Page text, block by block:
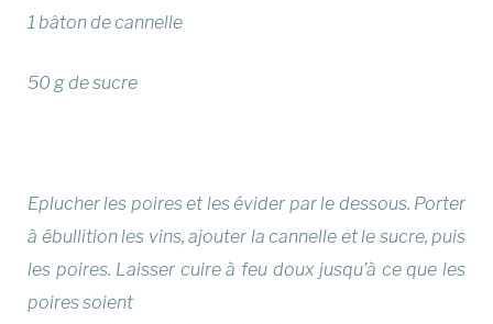
1 bâton de cannelle
50 g de sucre
Eplucher les poires et les évider par le dessous. Porter
à ébullition les vins, ajouter la cannelle et le sucre, puis
les poires. Laisser cuire à feu doux jusqu’à ce que les
poires soient